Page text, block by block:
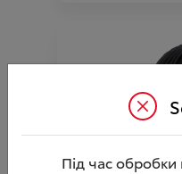
Під час обробки